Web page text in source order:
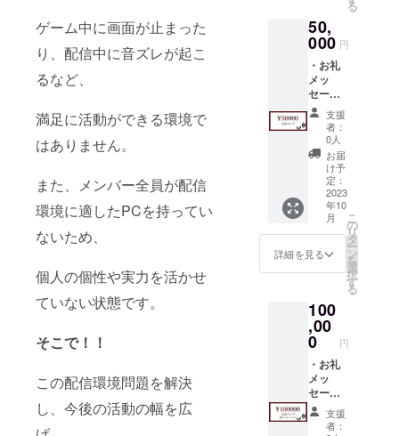
ゲーム中に画面が止まった
り、配信中に音ズレが起こ
るなど、
満足に活動ができる環境で
はありません。
また、メンバー全員が配信
環境に適したPCを持ってい
ないため、
個人の個性や実力を活かせ
ていない状態です。
そこで！！
この配信環境問題を解決
し、今後の活動の幅を広
みとさ
せて頂
きま
す。
は、備
考欄に
＠〜〜
〜を教
えて頂
けると
大変助
かりま
す ※
アカウ
ントの
記載が
無い方
に関し
メール
にて
セー
ジ】の
みとさ
せて頂
きま
す。 ・
リター
ン不要
の方は
NG】と
判断さ
せて頂
きま
す。 ・
お礼ボ
イスは
後日、
視聴可
能な
URLを
Twitter
のDMに
てお送
り致し
・
Twitter
お持ち
の方
は、備
考欄に
て
＠〜〜
〜を教
えて頂
けると
・お礼
動画に
てお名
前を読
み上げ
させて
頂きま
す。
希望の
呼び名
がある
方は備
考欄に
「（呼
んで欲
しい名
前）」
い。
（記載
のない
方は
【読み
上げ
NG】と
判断さ
せて頂
品 ・ポ
スト
カード
以上が
お渡し
するリ
ターン
品にな
りま
す。
【デー
タ品は
全て
Twitter
のDMに
て送ら
せて頂
動画に
てお名
前を読
み上げ
させて
頂きま
す。
希望の
呼び名
る
50,
000 円
・お礼
メッ
セー
ジ：
データ
品 ・
Twitter
ヘッ
ダー：
データ
品 ・お
礼ボイ
ス（限
定公
開） ・
壁紙：
品 ・ス
テッ
カー ・
缶バッ
チ ・A
４クリ
アファ
イル ・
ポスト
支援
者：
0人
お届
け予
定：
2023
年10
月
詳細を見る
こ
の
リ
タ
ー
ン
を
選
択
す
る
100
,00
0 円
・お礼
メッ
セー
ジ：
データ
支援
者：